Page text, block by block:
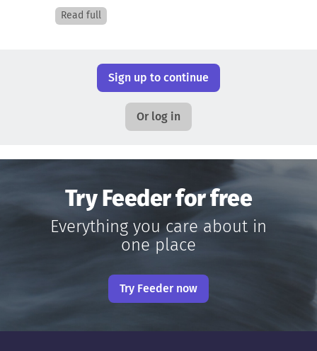
Read full
Sign up to continue
Or log in
Try Feeder for free
Everything you care about in
one place
Try Feeder now